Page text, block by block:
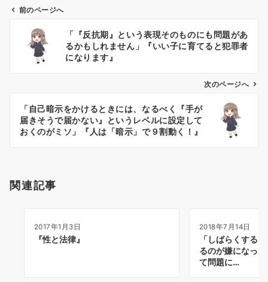
ン
前のページへ
「『反抗期』という表現そのものにも問題があ
るかもしれません」『いい子に育てると犯罪者
になります』
次のページへ
「自己暗示をかけるときには、なるべく『手が
届きそうで届かない』というレベルに設定して
おくのがミソ」『人は「暗示」で９割動く！』
関連記事
2017年1月3日
『性と法律』
2018年7月14日
「しばらくする
るのが嫌になっ
て問題に…